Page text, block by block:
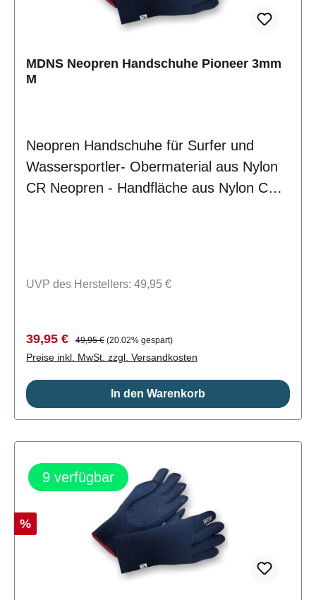
MDNS Neopren Handschuhe Pioneer 3mm
M
Neopren Handschuhe für Surfer und
Wassersportler- Obermaterial aus Nylon
CR Neopren - Handfläche aus Nylon CR
UVP des Herstellers: 49,95 €
Verkaufspreis:
39,95 € Regulärer Preis:
49,95 € (20.02% gespart)
Preise inkl. MwSt. zzgl. Versandkosten
In den Warenkorb
9 verfügbar
Rabatt
%